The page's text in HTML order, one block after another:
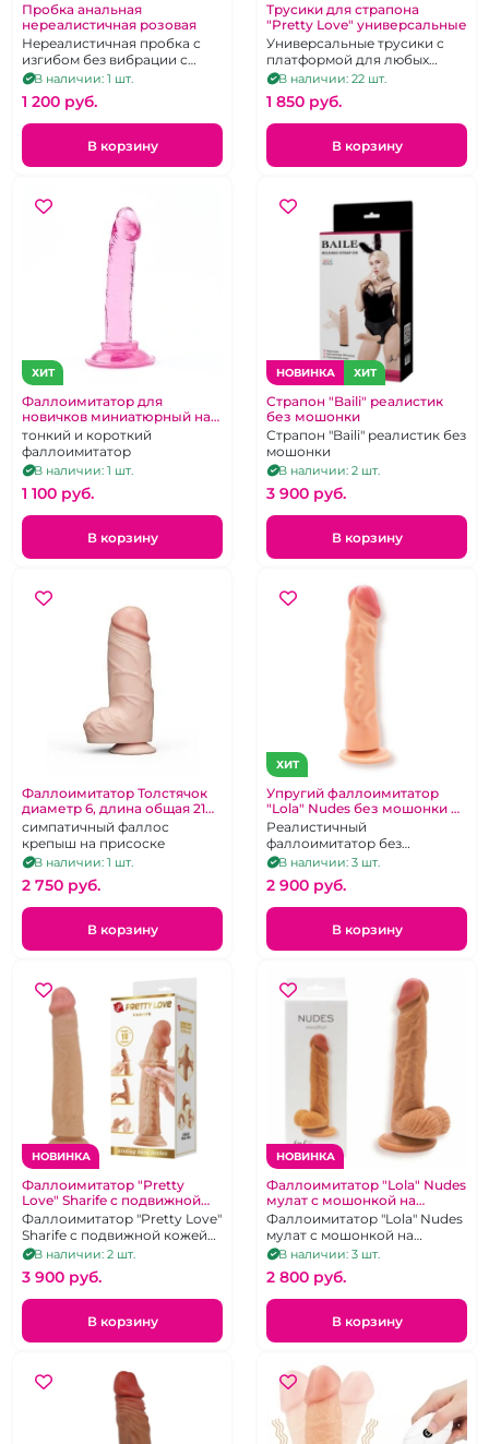
Пробка анальная
нереалистичная розовая
Нереалистичная пробка с
изгибом без вибрации с
безопасным ограничителем
В наличии: 1 шт.
1 200 pуб.
В корзину
Трусики для страпона
"Pretty Love" универсальные
Универсальные трусики с
платформой для любых
фаллосов и пробок с
присоской до 90мм в
диаметре.
В наличии: 22 шт.
1 850 pуб.
В корзину
ХИТ
Фаллоимитатор для
новичков миниатюрный на
присоске розовый
тонкий и короткий
фаллоимитатор
В наличии: 1 шт.
1 100 pуб.
В корзину
НОВИНКА ХИТ
Страпон "Baili" реалистик
без мошонки
Страпон "Baili" реалистик без
мошонки
В наличии: 2 шт.
3 900 pуб.
В корзину
Фаллоимитатор Толстячок
диаметр 6, длина общая 21
см
симпатичный фаллос
крепыш на присоске
В наличии: 1 шт.
2 750 pуб.
В корзину
ХИТ
Упругий фаллоимитатор
"Lola" Nudes без мошонки на
присоске
Реалистичный
фаллоимитатор без
мошонки телесного цвета на
мощной присоски без
вибрации
В наличии: 3 шт.
2 900 pуб.
В корзину
НОВИНКА
Фаллоимитатор "Pretty
Love" Sharife с подвижной
кожей без мошонки
Фаллоимитатор "Pretty Love"
Sharife с подвижной кожей
без мошонки
В наличии: 2 шт.
3 900 pуб.
В корзину
НОВИНКА
Фаллоимитатор "Lola" Nudes
мулат с мошонкой на
присоске
Фаллоимитатор "Lola" Nudes
мулат с мошонкой на
присоске
В наличии: 3 шт.
2 800 pуб.
В корзину